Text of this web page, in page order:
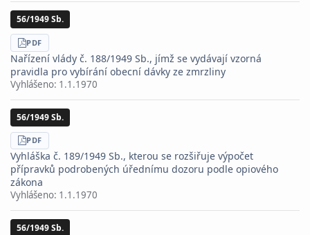
56/1949 Sb.
STÁHNOUT
PDF
Nařízení vlády č. 188/1949 Sb., jímž se vydávají vzorná
pravidla pro vybírání obecní dávky ze zmrzliny
Vyhlášeno: 1.1.1970
56/1949 Sb.
STÁHNOUT
PDF
Vyhláška č. 189/1949 Sb., kterou se rozšiřuje výpočet
přípravků podrobených úřednímu dozoru podle opiového
zákona
Vyhlášeno: 1.1.1970
56/1949 Sb.